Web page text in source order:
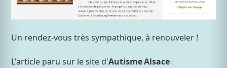
Un rendez-vous très sympathique, à renouveler !
L'article paru sur le site d'AutismeAlsace :